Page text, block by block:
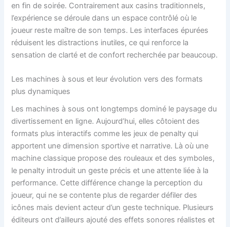
en fin de soirée. Contrairement aux casins traditionnels,
l’expérience se déroule dans un espace contrôlé où le
joueur reste maître de son temps. Les interfaces épurées
réduisent les distractions inutiles, ce qui renforce la
sensation de clarté et de confort recherchée par beaucoup.
Les machines à sous et leur évolution vers des formats
plus dynamiques
Les machines à sous ont longtemps dominé le paysage du
divertissement en ligne. Aujourd’hui, elles côtoient des
formats plus interactifs comme les jeux de penalty qui
apportent une dimension sportive et narrative. Là où une
machine classique propose des rouleaux et des symboles,
le penalty introduit un geste précis et une attente liée à la
performance. Cette différence change la perception du
joueur, qui ne se contente plus de regarder défiler des
icônes mais devient acteur d’un geste technique. Plusieurs
éditeurs ont d’ailleurs ajouté des effets sonores réalistes et